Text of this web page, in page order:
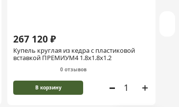
267 120 ₽
Купель круглая из кедра с пластиковой
вставкой ПРЕМИУМ4 1.8х1.8х1.2
0 отзывов
В корзину